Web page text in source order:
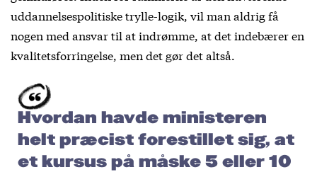
uddannelsespolitiske trylle-logik, vil man aldrig få
nogen med ansvar til at indrømme, at det indebærer en
kvalitetsforringelse, men det gør det altså.
Hvordan havde ministeren
helt præcist forestillet sig, at
et kursus på måske 5 eller 10